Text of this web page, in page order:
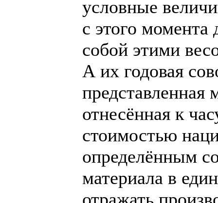
условные
с этого
собой этими
А их годовая
представленная
отнесённая к
стоимостью
определённым
материала в